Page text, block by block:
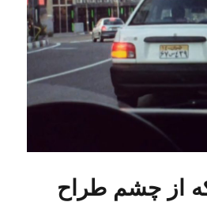
از چشم طراح